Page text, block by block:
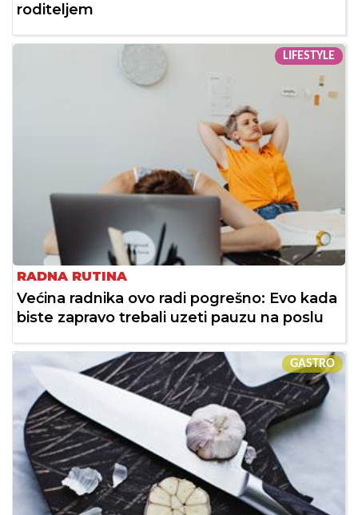
roditeljem
LIFESTYLE
RADNA RUTINA
Većina radnika ovo radi pogrešno: Evo kada
biste zapravo trebali uzeti pauzu na poslu
GASTRO